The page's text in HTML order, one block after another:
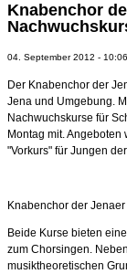
Knabenchor
04. September 2012 -
Der Knabenchor der
Jena und Umgebung.
Nachwuchskurse für
Montag mit.
"Vorkurs" für Jungen
Knabenchor der
Beide Kurse bieten
zum Chorsingen.
musiktheoretischen